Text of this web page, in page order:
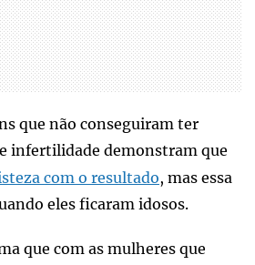
que não conseguiram ter
infertilidade demonstram que
com o resultado, mas essa
eles ficaram idosos.
que com as mulheres que